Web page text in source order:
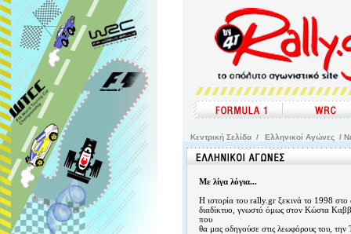
Kεντρική Σελίδα / Ελληνικοί Αγώνες /
Με λίγα λόγια...
Η ιστορία του rally.gr ξεκινά το 1998
διαδίκτυο, γνωστό όμως στον Κώστα
που
θα μας οδηγούσε στις λεωφόρους του,